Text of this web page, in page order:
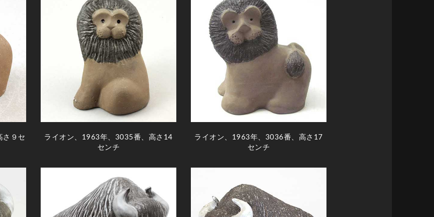
さ９セ
ライオン、1963年、3035番、高さ14
センチ
ライオン、1963年、3036番、高さ17
センチ